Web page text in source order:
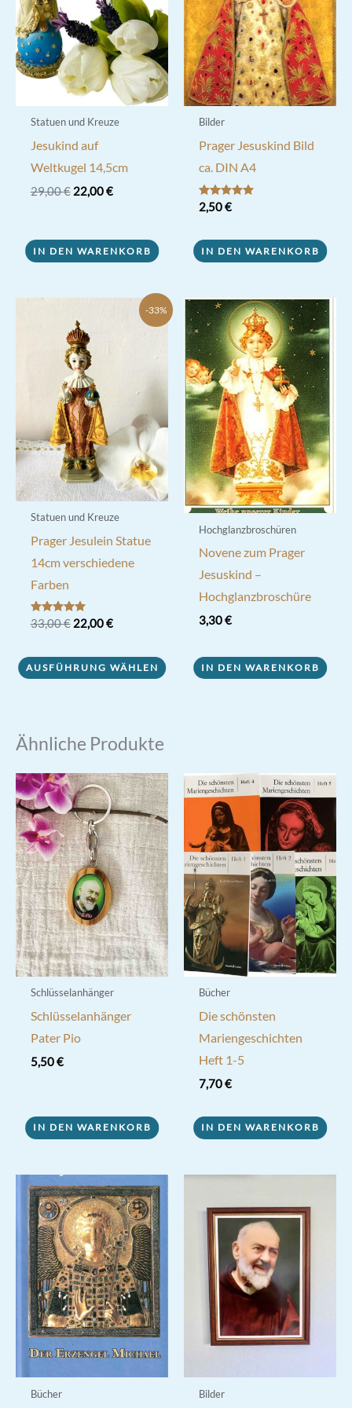
Statuen und Kreuze
Jesukind auf
Weltkugel 14,5cm
29,00€ Ursprünglicher
22,00€Aktueller
IN DEN WARENKORB
Bilder
Prager Jesuskind Bild
ca. DIN A4
Bewertet mit
5.00
2,50€
IN DEN WARENKORB
-33%
Statuen und Kreuze
Prager Jesulein Statue
14cm verschiedene
Farben
Bewertet mit
5.00
33,00€ Ursprünglicher
33,00 €
22,00€Aktueller
22,00 €.
AUSFÜHRUNG WÄHLEN
Produkt
Varianten
Die
Optionen
können
auf
der
Produktseite
gewählt
werden
Hochglanzbroschüren
Novene zum Prager
Jesuskind –
Hochglanzbroschüre
3,30€
IN DEN WARENKORB
Ähnliche Produkte
Schlüsselanhänger
Schlüsselanhänger
Pater Pio
5,50€
IN DEN WARENKORB
Bücher
Die schönsten
Mariengeschichten
Heft 1-5
7,70€
IN DEN WARENKORB
Bücher Bilder